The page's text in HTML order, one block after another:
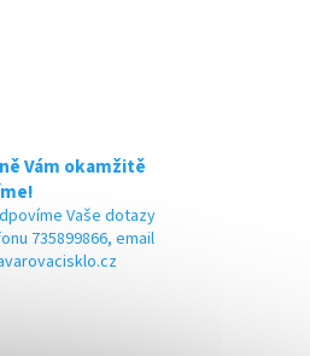
Vám okamžitě
Vaše dotazy
735899866, email